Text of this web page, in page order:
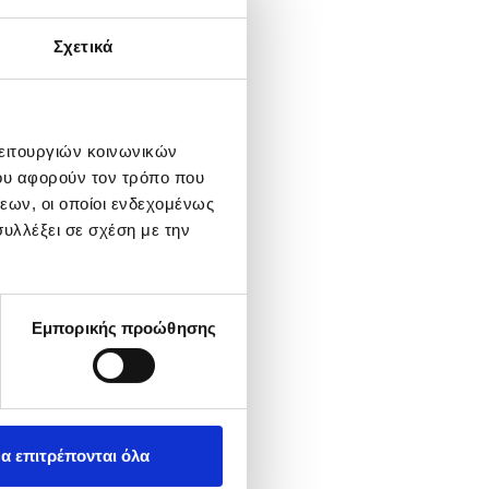
Σχετικά
κοινωνικών
αφορούν τον τρόπο που
οι οποίοι ενδεχομένως
σε σχέση με την
Εμπορικής προώθησης
επιτρέπονται όλα
λύσεις
από την
πληροφόρηση για
που παρουσιάσθηκε
Προγράμματα,
όλες τις
συνεχίσει και το